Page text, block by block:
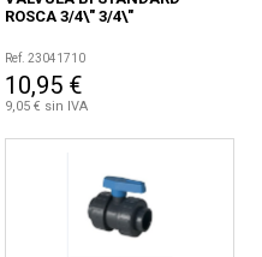
ROSCA 3/4\" 3/4\"
Ref. 23041710
10,95 €
9,05 € sin IVA